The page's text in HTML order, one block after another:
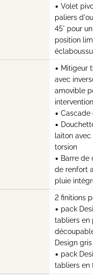
• Volet
paliers
45° pour
position
• Mitigeur
avec
amovible
•
•
laiton
torsion
• Barre
de renfort
pluie
2 finitions
• pack
tabliers en
Design
• pack
tabliers en